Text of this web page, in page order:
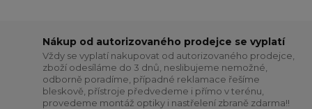
Nákup od autorizovaného prodejce se vyplatí
Vždy se vyplatí nakupovat od autorizovaného prodejce,
zboží odesíláme do 3 dnů, neslibujeme nemožné,
odborně poradíme, případné reklamace řešíme
bleskově, přístroje předvedeme i přímo v terénu,
provedeme montáž optiky i nastřelení zbraně zdarma!!